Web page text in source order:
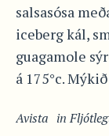
salsasósa
iceberg kál,
guagamole
á 175°c.
Avista in